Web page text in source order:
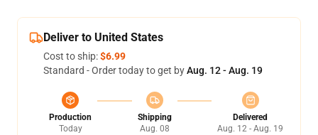
Deliver to United States
Cost to ship:$6.99
Standard - Order today to get byAug. 12 - Aug. 19
Production
Today
Shipping
Aug. 08
Delivered
Aug. 12 - Aug. 19